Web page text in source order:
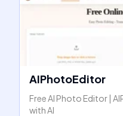
AIPhotoEditor
Free AI Photo Editor |
with AI